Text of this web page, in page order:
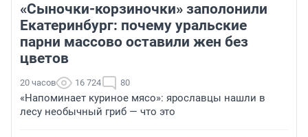
«Сыночки-корзиночки» заполонили
Екатеринбург: почему уральские
парни массово оставили жен без
цветов
20 часов 16 724 80
«Напоминает куриное мясо»: ярославцы нашли в
лесу необычный гриб — что это